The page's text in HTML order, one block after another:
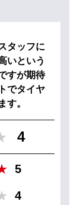
タッフに
いという
すが期待
でタイヤ
す。
4
5
4